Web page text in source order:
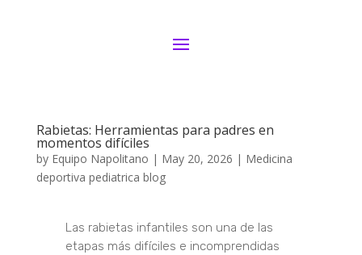
Rabietas: Herramientas para padres en
momentos difíciles
by Equipo Napolitano | May 20, 2026 | Medicina
deportiva pediatrica blog
Las rabietas infantiles son una de las
etapas más difíciles e incomprendidas